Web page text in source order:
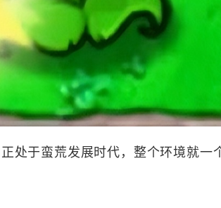
处于蛮荒发展时代，整个环境就一